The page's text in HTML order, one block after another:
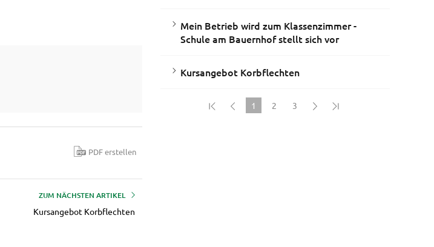
PDF erstellen
ZUM NÄCHSTEN ARTIKEL
Kursangebot Korbflechten
Mein Betrieb wird zum Klassenzimmer -
Schule am Bauernhof stellt sich vor
Kursangebot Korbflechten
1
2 3